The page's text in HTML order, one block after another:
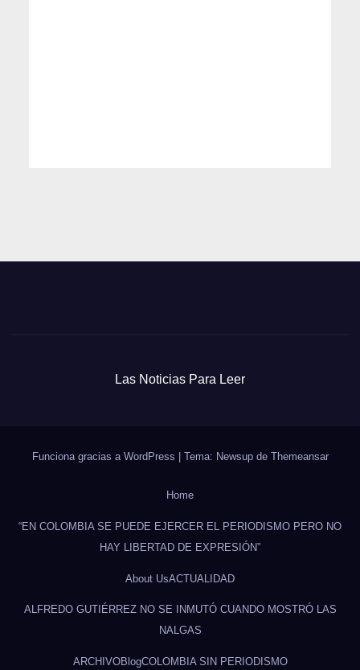
Las Noticias Para Leer
Funciona gracias a WordPress | Tema: Newsup de Themeansar
Home
“EN COLOMBIA SE PUEDE EJERCER EL PERIODISMO PERO NO
HAY LIBERTAD DE EXPRESIÓN”
About UsACTUALIDAD
ALFREDO GUTIÉRREZ NO SE INMUTÓ CUANDO MOSTRÓ LAS
NALGAS
ARCHIVOBlogCOLOMBIA SIN PERIODISMO